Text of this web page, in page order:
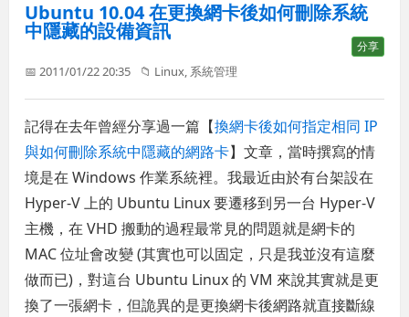
Ubuntu 10.04 在更換網卡後如何刪除系統
中隱藏的設備資訊
分享
📅 2011/01/22 20:35 📁 Linux, 系統管理
記得在去年曾經分享過一篇【換網卡後如何指定相同 IP
與如何刪除系統中隱藏的網路卡】文章，當時撰寫的情
境是在 Windows 作業系統裡。我最近由於有台架設在
Hyper-V 上的 Ubuntu Linux 要遷移到另一台 Hyper-V
主機，在 VHD 搬動的過程最常見的問題就是網卡的
MAC 位址會改變 (其實也可以固定，只是我並沒有這麼
做而已)，對這台 Ubuntu Linux 的 VM 來說其實就是更
換了一張網卡，但詭異的是更換網卡後網路就直接斷線